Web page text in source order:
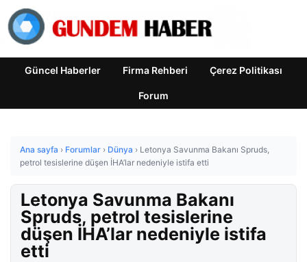
Güncel Haberler Firma Rehberi Çerez Politikası
Forum
Ana sayfa › Forumlar › Dünya › Letonya Savunma Bakanı Spruds,
petrol tesislerine düşen İHA’lar nedeniyle istifa etti
Letonya Savunma Bakanı
Spruds, petrol tesislerine
düşen İHA’lar nedeniyle istifa
etti